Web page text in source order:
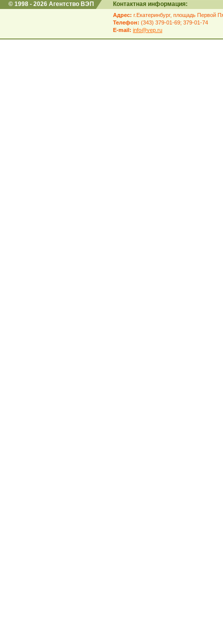
© 1998 - 2026 Агентство ВЭП Контактная информация:
Адрес: г.Екатеринбург, площадь Первой
Телефон: (343) 379-01-69; 379-01-74
E-mail: info@vep.ru